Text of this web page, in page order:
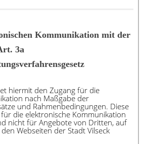
Kommunikation mit der
3a
hiermit den Zugang für die
nach Maßgabe der
und Rahmenbedingungen. Diese
die elektronische Kommunikation
nicht für Angebote von Dritten, auf
Webseiten der Stadt Vilseck